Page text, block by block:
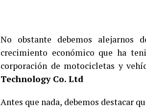
No obstante debemos
crecimiento económico que ha
corporación de motocicletas y
Technology Co. Ltd
Antes que nada, debemos destacar